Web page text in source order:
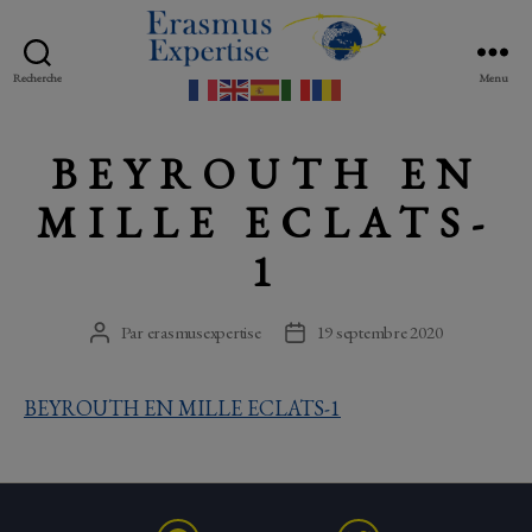
Recherche
Erasmus
Expertise
Menu
BEYROUTH EN
MILLE ECLATS-
1
Auteur
Par erasmusexpertise
Date19 septembre 2020
BEYROUTH EN MILLE ECLATS-1